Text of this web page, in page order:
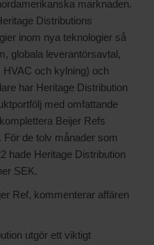
marknaden.
Distributions
inom nya teknologier så
globala leverantörsavtal,
och kylning) och
har Heritage Distribution
med omfattande
Beijer Refs
För de tolv månader som
hade Heritage Distribution
SEK.
Ref, kommenterar affären
utgör ett viktigt